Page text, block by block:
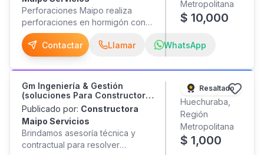
Perforaciones Maipo realiza
perforaciones en hormigón con
testiguera para obras nuevas,
remodelaciones e instalaciones.
Diámetros desde 10 mm hasta 250
mm. Más de 10 años de
experiencia. Trabajo limpio,
preciso y seguro. Atención a
empresas y particulares.
Cotizaciones rápidas. Seriedad,
puntualidad y compromiso en
cada proyecto. Valores desde
$10.000, según diámetro, espesor
Contactar Llamar WhatsApp
Metropolitana
$ 10,000
Gm Ingeniería & Gestión
(soluciones Para Constructoras
Y Mercado Púb.)
Publicado por: Constructora
Maipo Servicios
Brindamos asesoría técnica y
contractual para resolver
Resaltado
Huechuraba,
Región
Metropolitana
$ 1,000